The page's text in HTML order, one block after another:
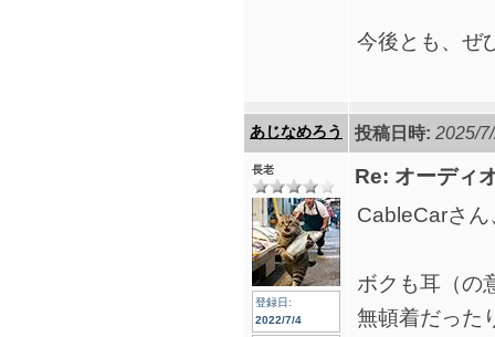
今後とも、ぜ
あじなめろう 投稿日時: 2025/
長老
登録日:
2022/7/4
Re: オーディ
CableCarさ
ボクも耳（の
無頓着だった